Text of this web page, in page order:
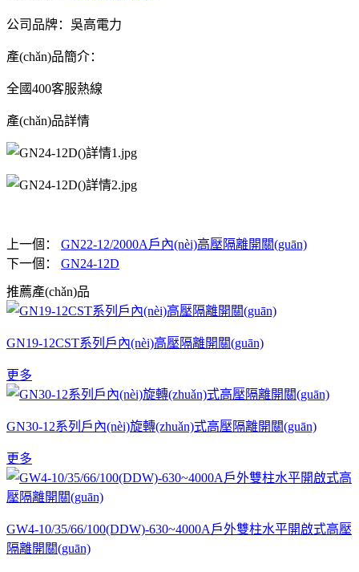
公司品牌：吳高電力
產(chǎn)品簡介：
全國400客服熱線
產(chǎn)品詳情
上一個：
GN22-12/2000A戶內(nèi)高壓隔離開關(guān)
下一個：
GN24-12D
推薦產(chǎn)品
GN19-12CST系列戶內(nèi)高壓隔離開關(guān)
更多
GN30-12系列戶內(nèi)旋轉(zhuǎn)式高壓隔離開關(guān)
更多
GW4-10/35/66/100(DDW)-630~4000A戶外雙柱水平開啟式高壓
隔離開關(guān)